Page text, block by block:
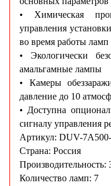
• Химическая
управления
во время работы ламп
• Экологически
амальгамные лампы
• Камеры
давление до 10
• Доступна
сигналу управления
Артикул: DUV-
Страна: Россия
Производительность:
Количество ламп: 7